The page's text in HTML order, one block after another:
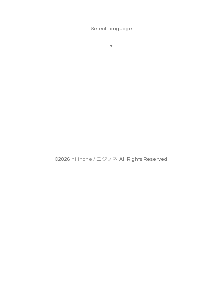
Select Language
▼
©2026 nijinone / ニジノネ. All Rights Reserved.